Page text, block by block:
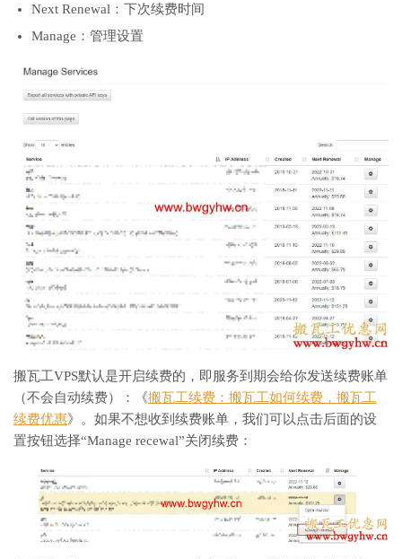
Next Renewal：下次续费时间
Manage：管理设置
搬瓦工VPS默认是开启续费的，即服务到期会给你发送续费账单
（不会自动续费）：《搬瓦工续费：搬瓦工如何续费，搬瓦工
续费优惠》。如果不想收到续费账单，我们可以点击后面的设
置按钮选择“Manage recewal”关闭续费：